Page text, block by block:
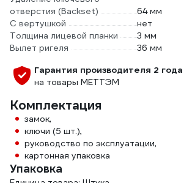
отверстия (Backset)
64 мм
С вертушкой
нет
Толщина лицевой планки
3 мм
Вылет ригеля
36 мм
Гарантия производителя 2 года
на товары МЕТТЭМ
Комплектация
замок,
ключи (5 шт.),
руководство по эксплуатации,
картонная упаковка
Упаковка